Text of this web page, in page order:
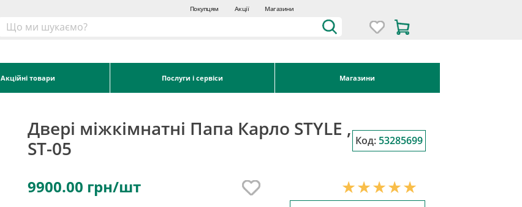
Покупцям Акції Магазини
Акційні товари Послуги і сервіси Магазини
Двері міжкімнатні Папа Карло STYLE ,
ST-05
Код: 53285699
9900.00 грн/шт